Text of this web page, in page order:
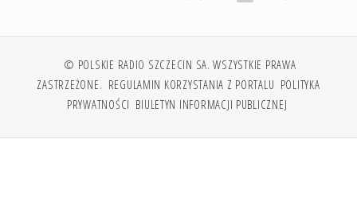
© POLSKIE RADIO SZCZECIN SA. WSZYSTKIE PRAWA
ZASTRZEŻONE. REGULAMIN KORZYSTANIA Z PORTALU POLITYKA
PRYWATNOŚCI BIULETYN INFORMACJI PUBLICZNEJ